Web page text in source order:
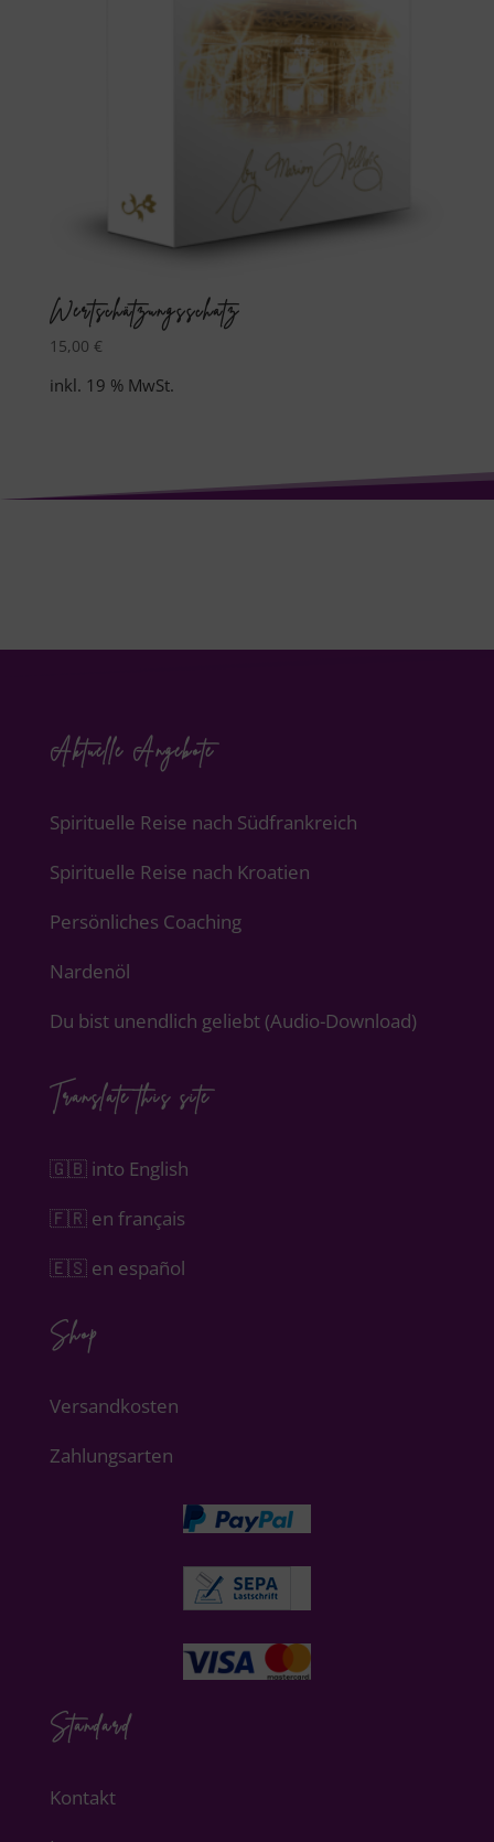
Wertschätzungsschatz
15,00 €
inkl. 19 % MwSt.
Aktuelle Angebote
Spirituelle Reise nach Südfrankreich
Spirituelle Reise nach Kroatien
Persönliches Coaching
Nardenöl
Du bist unendlich geliebt (Audio-Download)
Translate this site
🇬🇧 into English
🇫🇷 en français
🇪🇸 en español
Shop
Versandkosten
Zahlungsarten
Standard
Kontakt